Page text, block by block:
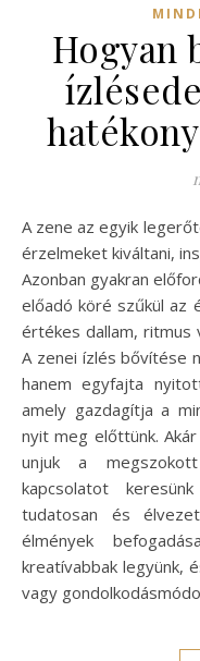
Hogyan
A zene az egyik legerőteljesebb eszköz, amely képes mély
érzelmeket kiváltani,
Azonban gyakran
előadó köré szűkül az
értékes dallam, ritmus
A zenei ízlés bővítése
hanem egyfajta
amely gazdagítja a
nyit meg előttünk.
unjuk a
kapcsolatot
tudatosan és
élmények
kreatívabbak legyünk,
vagy